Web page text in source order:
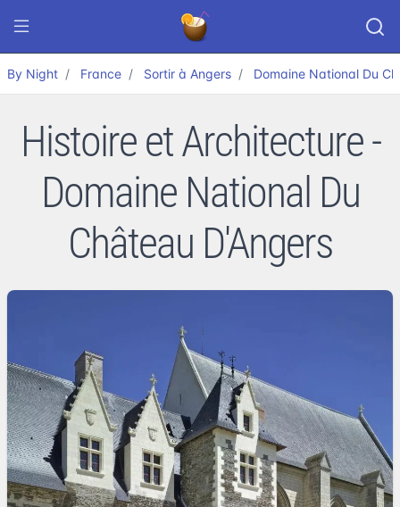
By Night France Sortir à Angers Domaine National Du
Histoire et Architecture -
Domaine National Du
Château D'Angers